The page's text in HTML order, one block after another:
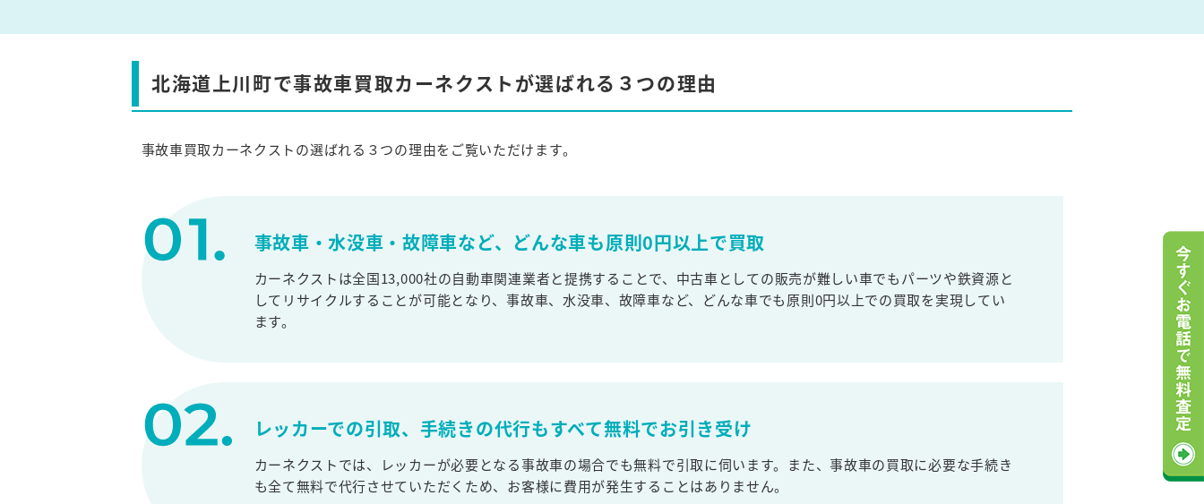
北海道上川町で事故車買取カーネクストが選ばれる３つの理由
事故車買取カーネクストの選ばれる３つの理由をご覧いただけます。
事故車・水没車・故障車など、どんな車も原則0円以上で買取
カーネクストは全国13,000社の自動車関連業者と提携することで、中古車としての販売が難しい車でもパーツや鉄資源と
してリサイクルすることが可能となり、事故車、水没車、故障車など、どんな車でも原則0円以上での買取を実現してい
ます。
レッカーでの引取、手続きの代行もすべて無料でお引き受け
カーネクストでは、レッカーが必要となる事故車の場合でも無料で引取に伺います。また、事故車の買取に必要な手続き
も全て無料で代行させていただくため、お客様に費用が発生することはありません。